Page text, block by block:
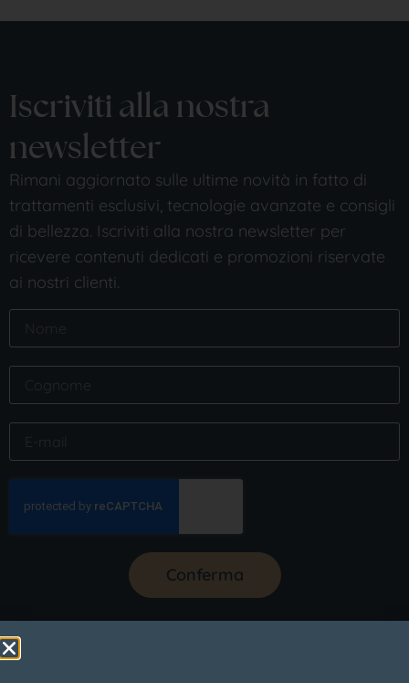
Iscriviti alla nostra
newsletter
Rimani aggiornato sulle ultime novità in fatto di
trattamenti esclusivi, tecnologie avanzate e consigli
di bellezza. Iscriviti alla nostra newsletter per
ricevere contenuti dedicati e promozioni riservate
ai nostri clienti.
Conferma